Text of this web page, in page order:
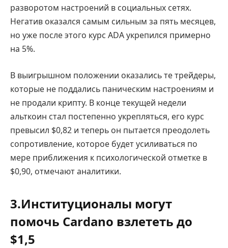
разворотом настроений в социальных сетях.
Негатив оказался самым сильным за пять месяцев,
но уже после этого курс ADA укрепился примерно
на 5%.
В выигрышном положении оказались те трейдеры,
которые не поддались паническим настроениям и
не продали крипту. В конце текущей недели
альткоин стал постепенно укрепляться, его курс
превысил $0,82 и теперь он пытается преодолеть
сопротивление, которое будет усиливаться по
мере приближения к психологической отметке в
$0,90, отмечают аналитики.
3.Институционалы могут
помочь Cardano взлететь до
$1,5